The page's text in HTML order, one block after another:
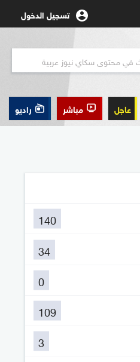
تسجيل الدخول
عاجل مباشر راديو
140
34
0
109
3